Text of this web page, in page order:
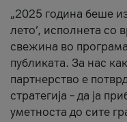
„2025 година беше
лето’, исполнета со
свежина во
публиката. За нас
партнерство е
стратегија – да ја
уметноста до сите